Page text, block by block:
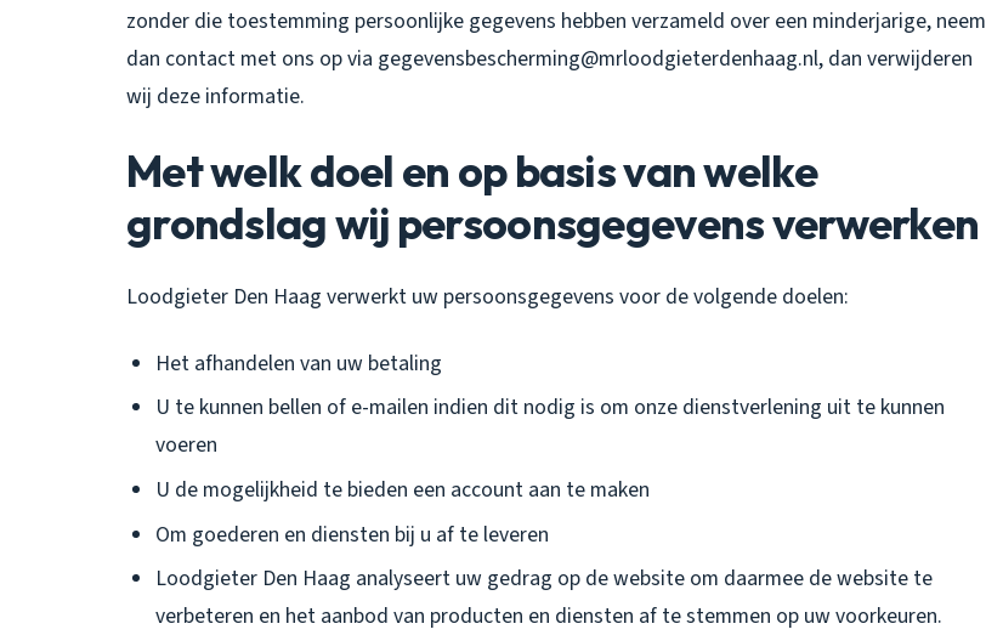
zonder die toestemming persoonlijke gegevens hebben verzameld over een minderjarige, neem
dan contact met ons op via gegevensbescherming@mrloodgieterdenhaag.nl, dan verwijderen
wij deze informatie.
Met welk doel en op basis van welke
grondslag wij persoonsgegevens verwerken
Loodgieter Den Haag verwerkt uw persoonsgegevens voor de volgende doelen:
Het afhandelen van uw betaling
U te kunnen bellen of e-mailen indien dit nodig is om onze dienstverlening uit te kunnen
voeren
U de mogelijkheid te bieden een account aan te maken
Om goederen en diensten bij u af te leveren
Loodgieter Den Haag analyseert uw gedrag op de website om daarmee de website te
verbeteren en het aanbod van producten en diensten af te stemmen op uw voorkeuren.